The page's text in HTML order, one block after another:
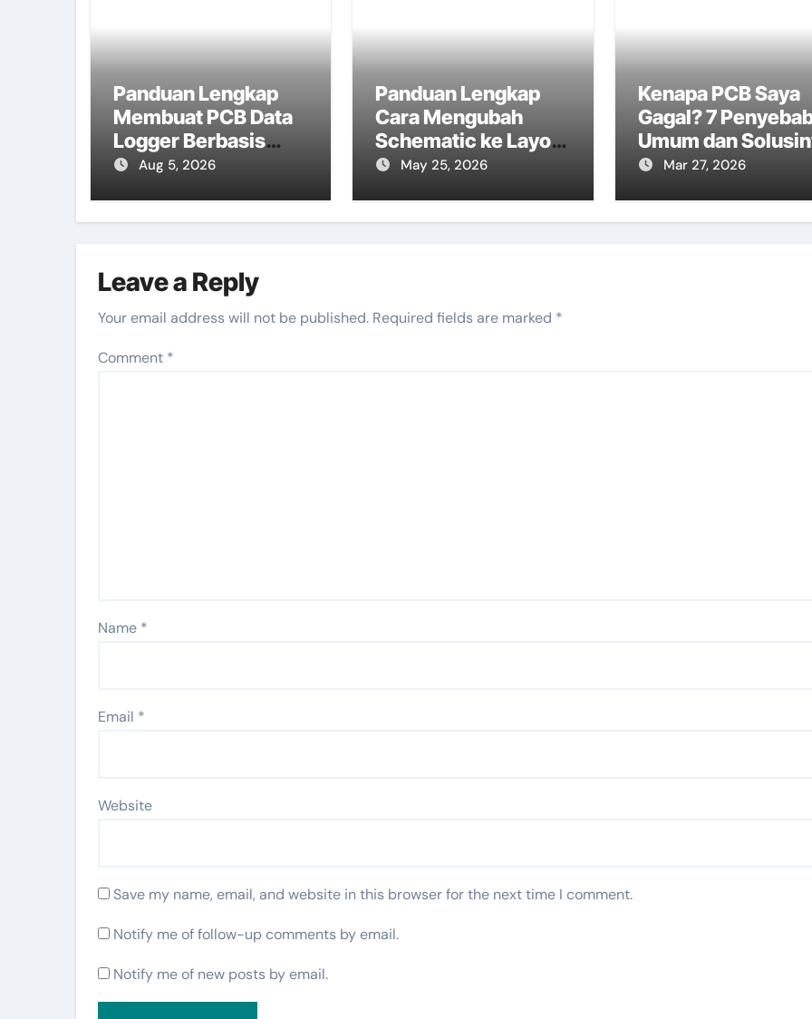
Panduan Lengkap
Membuat PCB Data
Logger Berbasis
ESP32
Aug 5, 2026
Panduan Lengkap
Cara Mengubah
Schematic ke Layout
PCB Menggunakan
May 25, 2026
Kenapa PCB Saya
Gagal? 7
Umum dan
Mar 27, 2026
Leave a Reply
Your email address will not be published. Required fields are marked *
Comment *
Name *
Email *
Website
Save my name, email, and website in this browser for the next time I comment.
Notify me of follow-up comments by email.
Notify me of new posts by email.